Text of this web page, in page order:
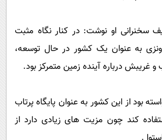
سخنرانی او نوشت:‌ در کنار نگاه مثبت
به عنوان یک کشور در حال توسعه،‌
غریبش درباره آینده زمین متمرکز بود.
بود از این کشور به عنوان پایگاه پرتاب
کند چون مزیت های زیادی دارد از